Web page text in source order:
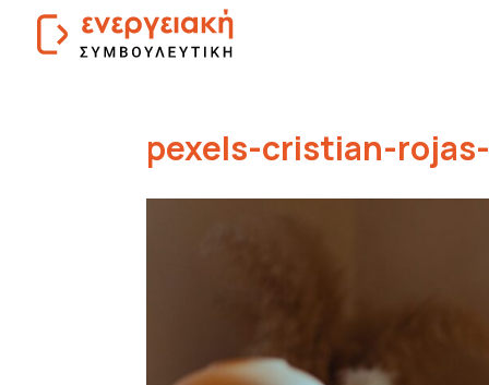
pexels-cristian-